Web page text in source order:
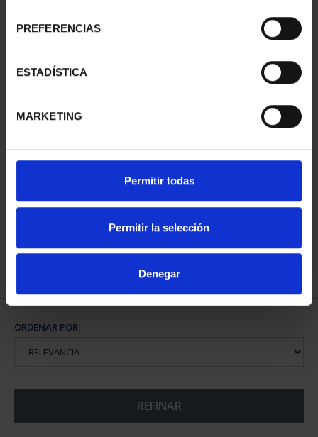
PREFERENCIAS
ESTADÍSTICA
MARKETING
Permitir todas
Permitir la selección
Denegar
JOYAS NUMISMATICAS
245,00 €
ORDENAR POR:
REFINAR